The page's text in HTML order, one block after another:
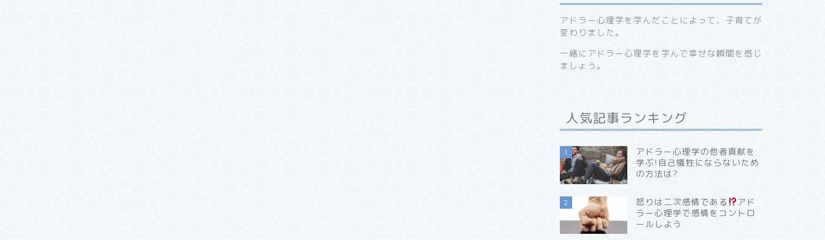
アドラー心理学を学んだことによって、子育てが
変わりました。
一緒にアドラー心理学を学んで幸せな瞬間を感じ
ましょう。
人気記事ランキング
1
アドラー心理学の他者貢献を
学ぶ!自己犠牲にならないため
の方法は?
2 怒りは二次感情である
アド
ラー心理学で感情をコントロ
ールしよう